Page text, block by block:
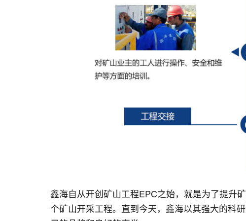
鑫海自从开创矿山工程EPC之始，就是为了提升
个矿山开采工程。直到今天，鑫海以其强大的科